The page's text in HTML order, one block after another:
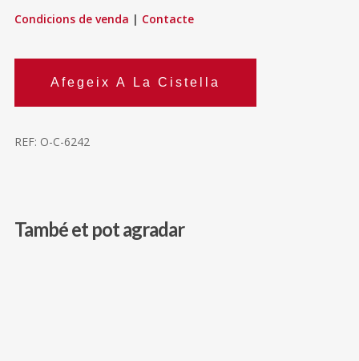
Condicions de venda | Contacte
Afegeix A La Cistella
REF: O-C-6242
També et pot agradar